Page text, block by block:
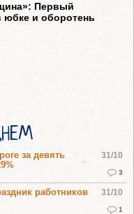
Первый
юбке и оборотень
31/10
3
за девять
31/10
1
работников